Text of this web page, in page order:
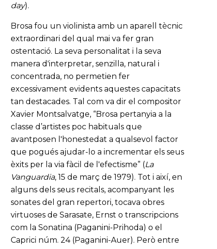
day).
Brosa fou un violinista amb un aparell tècnic
extraordinari del qual mai va fer gran
ostentació. La seva personalitat i la seva
manera d'interpretar, senzilla, natural i
concentrada, no permetien fer
excessivament evidents aquestes capacitats
tan destacades. Tal com va dir el compositor
Xavier Montsalvatge, “Brosa pertanyia a la
classe d’artistes poc habituals que
avantposen l'honestedat a qualsevol factor
que pogués ajudar-lo a incrementar els seus
èxits per la via fàcil de l'efectisme” (La
Vanguardia, 15 de març de 1979). Tot i així, en
alguns dels seus recitals, acompanyant les
sonates del gran repertori, tocava obres
virtuoses de Sarasate, Ernst o transcripcions
com la Sonatina (Paganini-Prihoda) o el
Caprici núm. 24 (Paganini-Auer). Però entre